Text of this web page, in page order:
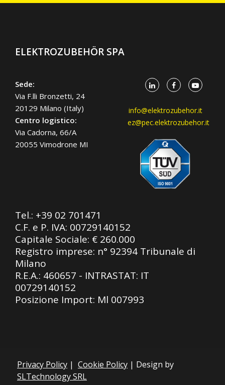
ELEKTROZUBEHÖR SPA
Sede:
Via F.lli Bronzetti, 24
20129 Milano (Italy)
Centro logistico:
Via Cadorna, 66/A
20055 Vimodrone MI
info@elektrozubehor.it
ez@pec.elektrozubehor.it
Tel.: +39 02 701471
C.F. e P. IVA: 00729140152
Capitale Sociale: € 260.000
Registro imprese: n° 92394 Tribunale di
Milano
R.E.A.: 460657 - INTRASTAT: IT
00729140152
Posizione Import: Ml 007993
Privacy Policy | Cookie Policy | Design by
SLTechnology SRL